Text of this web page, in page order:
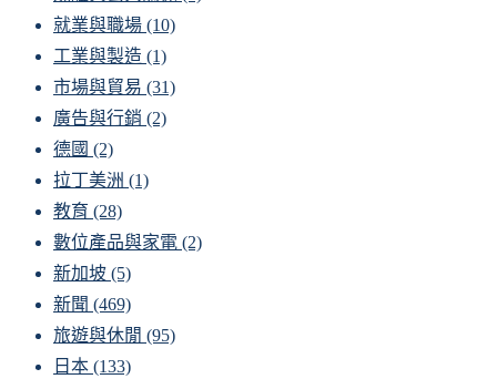
就業與職場 (10)
工業與製造 (1)
市場與貿易 (31)
廣告與行銷 (2)
德國 (2)
拉丁美洲 (1)
教育 (28)
數位產品與家電 (2)
新加坡 (5)
新聞 (469)
旅遊與休閒 (95)
日本 (133)